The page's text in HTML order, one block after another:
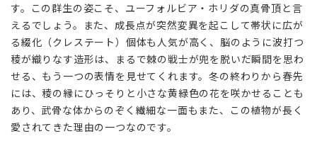
穏や
かな
日々
4
締め
くく
りに
——
す。この群生の姿こそ、ユーフォルビア・ホリダの真骨頂と言
えるでしょう。また、成長点が突然変異を起こして帯状に広が
る綴化（クレステート）個体も人気が高く、脳のように波打つ
稜が織りなす造形は、まるで棘の戦士が兜を脱いだ瞬間を思わ
せる、もう一つの表情を見せてくれます。冬の終わりから春先
には、稜の縁にひっそりと小さな黄緑色の花を咲かせることも
あり、武骨な体からのぞく繊細な一面もまた、この植物が長く
愛されてきた理由の一つなのです。